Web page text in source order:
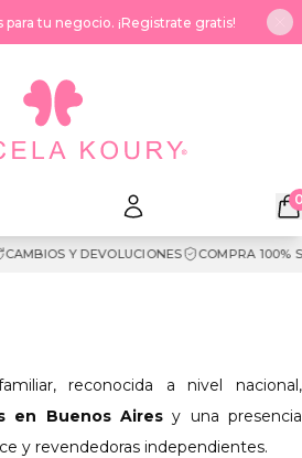
tu negocio. ¡Registrate gratis!
Y DEVOLUCIONES COMPRA 100%
reconocida a nivel nacional,
en Buenos Airesy una presencia
y revendedoras independientes.